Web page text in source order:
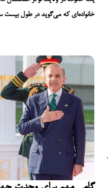
خانواده‌ای که می‌گوید در طول بیست